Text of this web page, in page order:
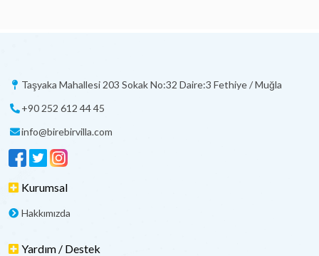
Taşyaka Mahallesi 203 Sokak No:32 Daire:3 Fethiye / Muğla
+90 252 612 44 45
info@birebirvilla.com
Kurumsal
Hakkımızda
Yardım / Destek